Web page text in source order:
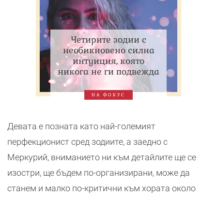
Четирите зодии с
необикновено силна
интуиция, която
никога не ги подвежда
НА ФОКУС
Девата е позната като най-големият
перфекционист сред зодиите, а заедно с
Меркурий, вниманието ни към детайлите ще се
изостри, ще бъдем по-организирани, може да
станем и малко по-критични към хората около